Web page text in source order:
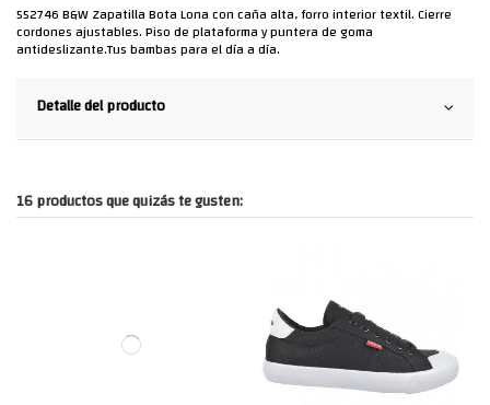
552746 B&W Zapatilla Bota Lona con caña alta, forro interior textil. Cierre
cordones ajustables. Piso de plataforma y puntera de goma
antideslizante.Tus bambas para el día a día.
Detalle del producto
16 productos que quizás te gusten: